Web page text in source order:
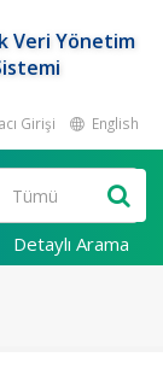
Veri Yönetim
Girişi English
Detaylı Arama